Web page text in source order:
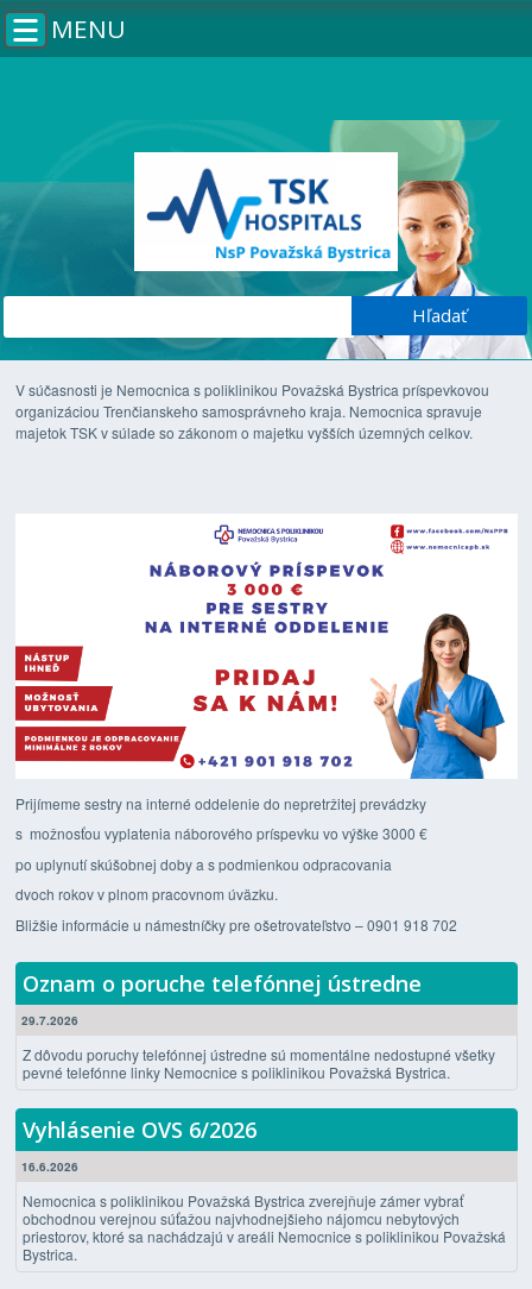
MENU
V súčasnosti je Nemocnica s poliklinikou Považská Bystrica príspevkovou
organizáciou Trenčianskeho samosprávneho kraja. Nemocnica spravuje
majetok TSK v súlade so zákonom o majetku vyšších územných celkov.
Prijímeme sestry na interné oddelenie do nepretržitej prevádzky
s možnosťou vyplatenia náborového príspevku vo výške 3000 €
po uplynutí skúšobnej doby a s podmienkou odpracovania
dvoch rokov v plnom pracovnom úväzku.
Bližšie informácie u námestníčky pre ošetrovateľstvo – 0901 918 702
Oznam o poruche telefónnej ústredne
29.7.2026
Z dôvodu poruchy telefónnej ústredne sú momentálne nedostupné všetky
pevné telefónne linky Nemocnice s poliklinikou Považská Bystrica.
Vyhlásenie OVS 6/2026
16.6.2026
Nemocnica s poliklinikou Považská Bystrica zverejňuje zámer vybrať
obchodnou verejnou súťažou najvhodnejšieho nájomcu nebytových
priestorov, ktoré sa nachádzajú v areáli Nemocnice s poliklinikou Považská
Bystrica.